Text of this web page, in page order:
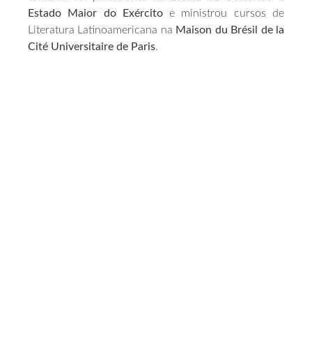
Estado Maior do Exércitoe ministrou cursos de
Literatura Latinoamericana na Maison du Brésil de la
Cité Universitaire de Paris.